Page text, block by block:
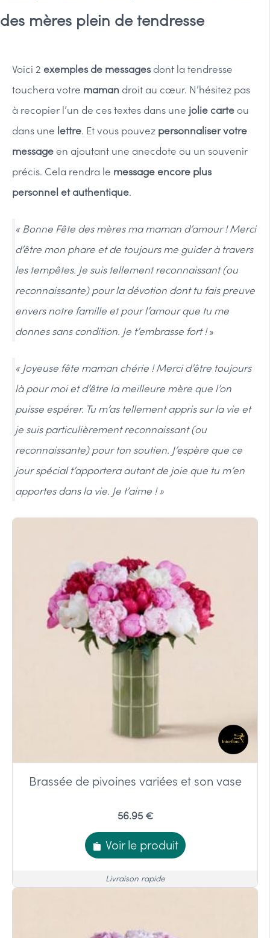
des mères plein de tendresse
Voici 2 exemples de messagesdont la tendresse
touchera votre maman droit au cœur. N’hésitez pas
à recopier l’un de ces textes dans une jolie carte ou
dans une lettre. Et vous pouvez personnaliser votre
message en ajoutant une anecdote ou un souvenir
précis. Cela rendra le message encore plus
personnel et authentique.
« Bonne Fête des mères ma maman d’amour ! Merci
d’être mon phare et de toujours me guider à travers
les tempêtes. Je suis tellement reconnaissant (ou
reconnaissante) pour la dévotion dont tu fais preuve
envers notre famille et pour l’amour que tu me
donnes sans condition. Je t’embrasse fort !»
« Joyeuse fête maman chérie ! Merci d’être toujours
là pour moi et d’être la meilleure mère que l’on
puisse espérer. Tu m’as tellement appris sur la vie et
je suis particulièrement reconnaissant (ou
reconnaissante) pour ton soutien. J’espère que ce
jour spécial t’apportera autant de joie que tu m’en
apportes dans la vie. Je t’aime ! »
Brassée de pivoines variées et son vase
56.95 €
Voir le produit
Livraison rapide